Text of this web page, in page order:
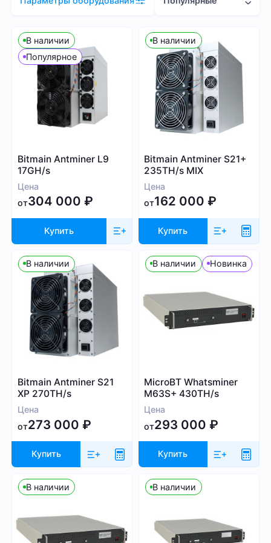
300 000
TH/s MH/s GH/s
9 999
SHA-256
Scrypt
Kadena
Eaglesong
Ethash
X11
Sia
Посмотреть все
В наличии
Популярное
Bitmain Antminer L9
17GH/s
Цена
от304 000 ₽
Купить
В наличии
Bitmain Antminer S21+
235TH/s MIX
Цена
от162 000₽
Купить
В наличии
Bitmain Antminer S21
XP 270TH/s
Цена
от273 000 ₽
Купить
В наличии Новинка
MicroBT Whatsminer
M63S+ 430TH/s
Цена
от293 000₽
Купить
В наличии В наличии